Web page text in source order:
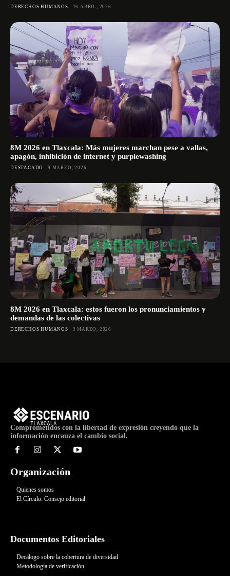
DERECHOS HUMANOS 16 ABRIL, 2026
8M 2026 en Tlaxcala: Más mujeres marchan pese a vallas,
apagón, inhibición de internet y purplewashing
DESTACADO 9 MARZO, 2026
8M 2026 en Tlaxcala: estos fueron los pronunciamientos y
demandas de las colectivas
DERECHOS HUMANOS 9 MARZO, 2026
Comprometidos con la libertad de expresión creyendo que la
información encauza el cambio social.
Organización
Quienes somos
El Círculo: Consejo editorial
Documentos Editoriales
Decálogo sobre la cobertura de diversidad
Metodología de verificación